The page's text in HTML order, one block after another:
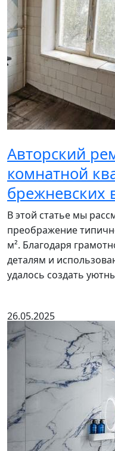
Авторский
комнатной
брежневских
В этой статье мы
преображение
м². Благодаря
деталям и
удалось создать
26.05.2025